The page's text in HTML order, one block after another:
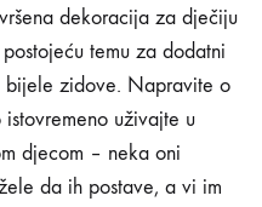
dekoracija za dječiju
temu za dodatni
bijele zidove. Napravite o
uživajte u
djecom – neka oni
da ih postave, a vi im